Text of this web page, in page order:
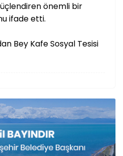
önemli bir
ifade etti.
Bey Kafe Sosyal Tesisi